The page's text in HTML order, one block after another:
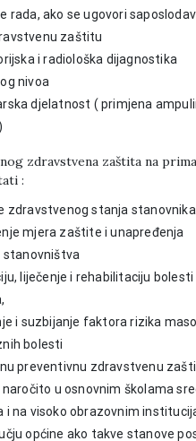
rada, ako se ugovori
zaštitu
i radiološka dijagnostika
nivoa
djelatnost ( primjena
zdravstvena zaštita na
:
zdravstvenog stanja stanovnika
mjera zaštite i unapređenja
stanovništva
liječenje i rehabilitaciju bolesti
i suzbijanje faktora rizika
bolesti
preventivnu zdravstvenu
naročito u osnovnim školama
i na visoko obrazovnim
općine ako takve stanove